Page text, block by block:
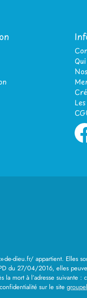
dieu.fr/ appartient. Elles
27/04/2016, elles
mort à l’adresse suivante :
sur le site